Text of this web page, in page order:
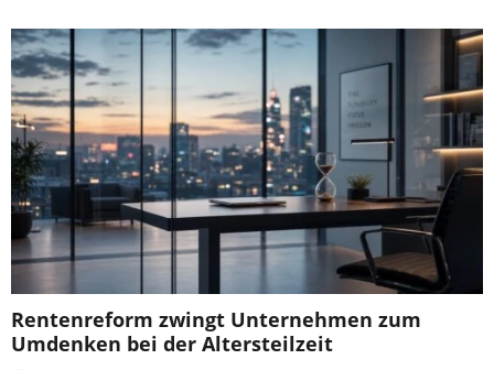
Rentenreform zwingt Unternehmen zum
Umdenken bei der Altersteilzeit